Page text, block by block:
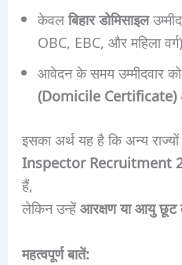
केवलबिहार डोमिसाइल
OBC, EBC, और महिला
आवेदन के समय उम्मीदवार
(Domicile Certificate)
इसका अर्थ यह है कि अन्य राज्यों
Inspector Recruitment
हैं,
लेकिन उन्हेंआरक्षण या आयु छूट
महत्वपूर्ण बातें: